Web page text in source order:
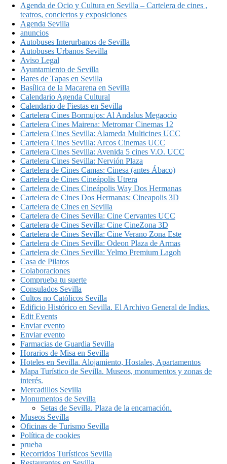
Agenda de Ocio y Cultura en Sevilla – Cartelera de cines ,
teatros, conciertos y exposiciones
Agenda Sevilla
anuncios
Autobuses Interurbanos de Sevilla
Autobuses Urbanos Sevilla
Aviso Legal
Ayuntamiento de Sevilla
Bares de Tapas en Sevilla
Basílica de la Macarena en Sevilla
Calendario Agenda Cultural
Calendario de Fiestas en Sevilla
Cartelera Cines Bormujos: Al Andalus Megaocio
Cartelera Cines Mairena: Metromar Cinemas 12
Cartelera Cines Sevilla: Alameda Multicines UCC
Cartelera Cines Sevilla: Arcos Cinemas UCC
Cartelera Cines Sevilla: Avenida 5 cines V.O. UCC
Cartelera Cines Sevilla: Nervión Plaza
Cartelera de Cines Camas: Cinesa (antes Ábaco)
Cartelera de Cines Cineápolis Utrera
Cartelera de Cines Cineápolis Way Dos Hermanas
Cartelera de Cines Dos Hermanas: Cineapolis 3D
Cartelera de Cines en Sevilla
Cartelera de Cines Sevilla: Cine Cervantes UCC
Cartelera de Cines Sevilla: Cine CineZona 3D
Cartelera de Cines Sevilla: Cine Verano Zona Este
Cartelera de Cines Sevilla: Odeon Plaza de Armas
Cartelera de Cines Sevilla: Yelmo Premium Lagoh
Casa de Pilatos
Colaboraciones
Comprueba tu suerte
Consulados Sevilla
Cultos no Católicos Sevilla
Edificio Histórico en Sevilla. El Archivo General de Indias.
Edit Events
Enviar evento
Enviar evento
Farmacias de Guardia Sevilla
Horarios de Misa en Sevilla
Hoteles en Sevilla. Alojamiento, Hostales, Apartamentos
Mapa Turístico de Sevilla. Museos, monumentos y zonas de
interés.
Mercadillos Sevilla
Monumentos de Sevilla
Setas de Sevilla. Plaza de la encarnación.
Museos Sevilla
Oficinas de Turismo Sevilla
Política de cookies
prueba
Recorridos Turísticos Sevilla